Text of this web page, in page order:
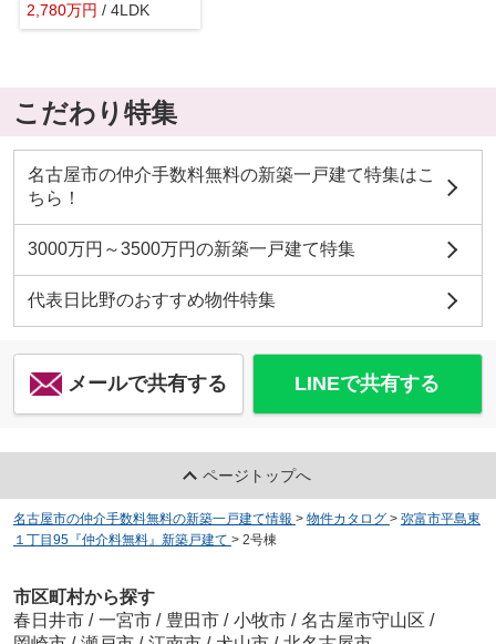
2,780万円 / 4LDK
こだわり特集
名古屋市の仲介手数料無料の新築一戸建て特集はこ
ちら！
3000万円～3500万円の新築一戸建て特集
代表日比野のおすすめ物件特集
メールで共有する LINEで共有する
ページトップへ
名古屋市の仲介手数料無料の新築一戸建て情報 > 物件カタログ > 弥富市平島東
１丁目95『仲介料無料』新築戸建て > 2号棟
市区町村から探す
春日井市 / 一宮市 / 豊田市 / 小牧市 / 名古屋市守山区 /